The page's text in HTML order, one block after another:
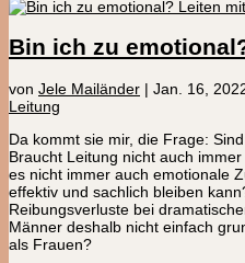
Bin ich zu
von Jele Mailänder | Jan. 16,
Leitung
Da kommt sie mir, die Frage:
Braucht Leitung nicht auch
es nicht immer auch emotionale
effektiv und sachlich bleiben
Reibungsverluste bei
Männer deshalb nicht einfach
als Frauen?